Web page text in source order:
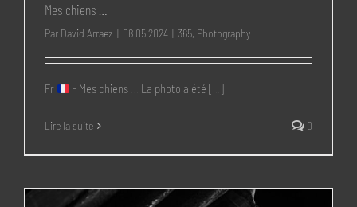
Mes chiens …
Par David Arraez | 08 05 2024 | 365, Photography
Fr - Mes chiens … La photo a été [...]
Lire la suite 0